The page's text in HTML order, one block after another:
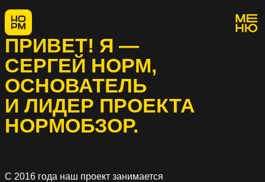
ПРИВЕТ! Я —
СЕРГЕЙ НОРМ,
ОСНОВАТЕЛЬ
И ЛИДЕР ПРОЕКТА
НОРМОБЗОР.
С 2016 года наш проект занимается